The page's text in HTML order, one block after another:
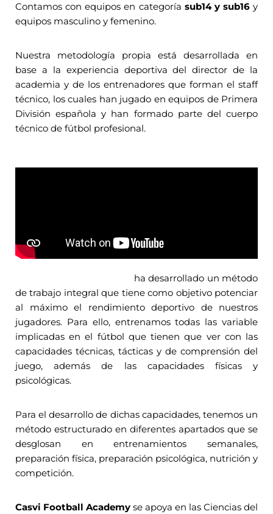
Contamos con equipos en categoría sub14 y sub16y
equipos masculino y femenino.
Nuestra metodología propia está desarrollada en
base a la experiencia deportiva del director de la
academia y de los entrenadores que forman el staff
técnico, los cuales han jugado en equipos de Primera
División española y han formado parte del cuerpo
técnico de fútbol profesional.
ha desarrollado un método
de trabajo integral que tiene como objetivo potenciar
al máximo el rendimiento deportivo de nuestros
jugadores. Para ello, entrenamos todas las variable
implicadas en el fútbol que tienen que ver con las
capacidades técnicas, tácticas y de comprensión del
juego, además de las capacidades físicas y
psicológicas.
Para el desarrollo de dichas capacidades, tenemos un
método estructurado en diferentes apartados que se
desglosan en entrenamientos semanales,
preparación física, preparación psicológica, nutrición y
competición.
Casvi Football Academy se apoya en las Ciencias del